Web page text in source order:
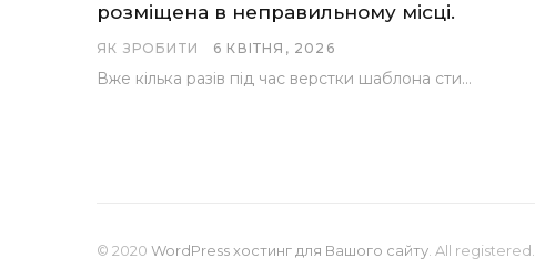
розміщена в неправильному місці.
ЯК ЗРОБИТИ 6 КВІТНЯ, 2026
Вже кілька разів під час верстки шаблона стикалися з проблемою, коли замість контактної форми, згенерованої…
© 2020 WordPress хостинг для Вашого сайту. All registered.